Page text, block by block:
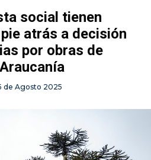
social tienen
atrás a decisión
por obras de
de Agosto 2025